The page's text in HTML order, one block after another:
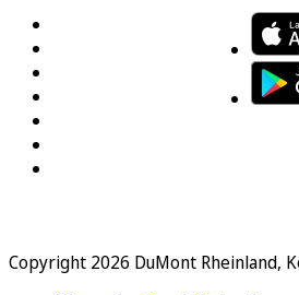
Copyright 2026 DuMont Rheinland,